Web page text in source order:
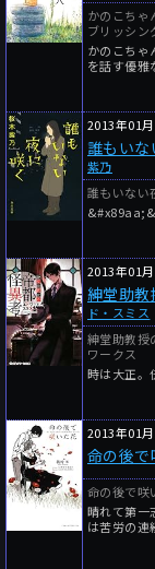
かのこちゃ
ブリッシン
かのこちゃ
を話す優雅
2013年01
誰もいな
紫乃
誰もいない
2013年01
紳堂助
ド・スミス
紳堂助教授
ワークス
時は大正。
2013年01
命の後で
命の後で咲
晴れて第一
は苦労の連